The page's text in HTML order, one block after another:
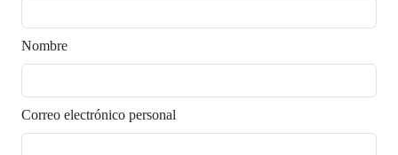
Nombre
Correo electrónico personal